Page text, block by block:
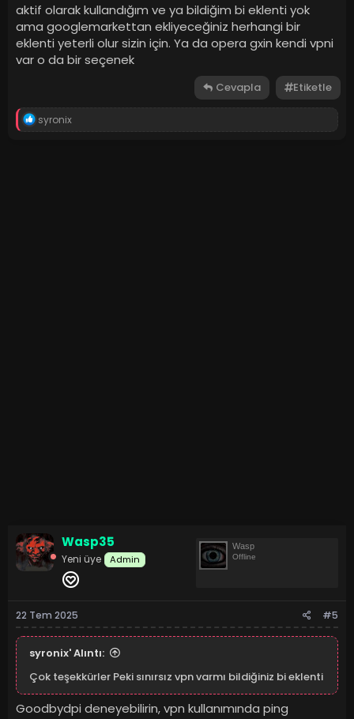
aktif olarak kullandığım ve ya bildiğim bi eklenti yok
ama googlemarkettan ekliyeceğiniz herhangi bir
eklenti yeterli olur sizin için. Ya da opera gxin kendi vpni
var o da bir seçenek
Cevapla Etiketle
T
e
syronix
Wasp35
Yeni üye Admin
Wasp
Offline
22 Tem 2025 #5
syronix' Alıntı:
Çok teşekkürler Peki sınırsız vpn varmı bildiğiniz bi eklenti
Goodbydpi deneyebilirin, vpn kullanımında ping